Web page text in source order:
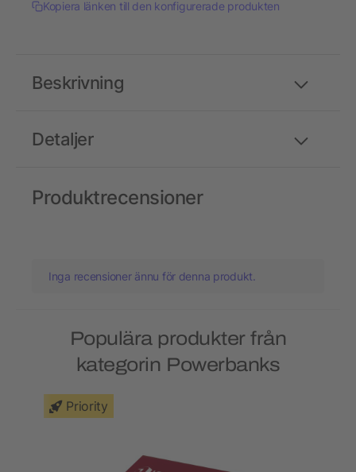
Kopiera länken till den konfigurerade produkten
Detaljer
Beskrivning
Produktrecensioner
Inga recensioner ännu för denna produkt.
Populära produkter från
kategorin Powerbanks
Priority